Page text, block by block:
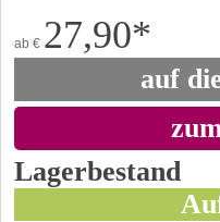
ab € 27,90*
auf
Lagerbestand